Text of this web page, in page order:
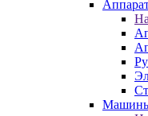
Машины